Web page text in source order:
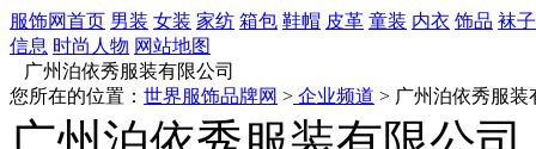
服饰网首页 男装 女装 家纺 箱包 鞋帽 皮革 童装 内衣 饰品 袜子
信息 时尚人物 网站地图
广州泊依秀服装有限公司
您所在的位置： 世界服饰品牌网 > 企业频道 > 广州泊依秀服装